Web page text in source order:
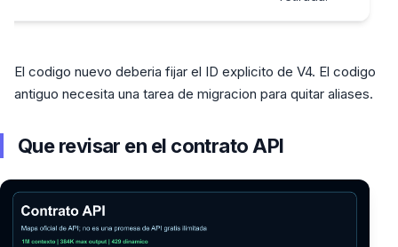
El codigo nuevo deberia fijar el ID explicito de V4. El codigo
antiguo necesita una tarea de migracion para quitar aliases.
Que revisar en el contrato API